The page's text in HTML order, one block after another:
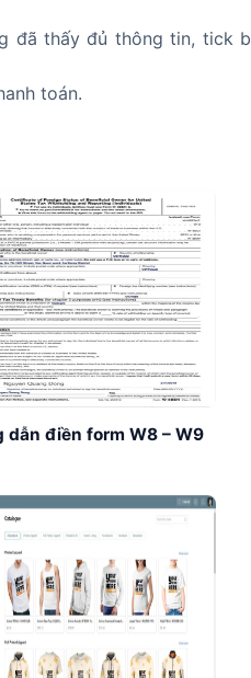
đã thấy đủ thông tin, tick
toán.
dẫn điền form W8 – W9